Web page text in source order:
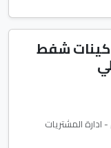
شفط
المشتريات